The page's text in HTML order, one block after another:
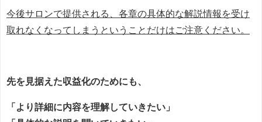
今後サロンで提供される、各章の具体的な解説情報を受け
取れなくなってしまうということだけはご注意ください。
先を見据えた収益化のためにも、
「より詳細に内容を理解していきたい」